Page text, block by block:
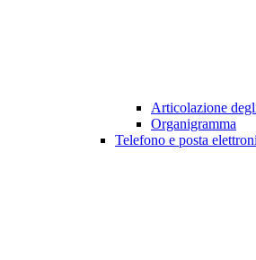
Articolazione
Organigramma
Telefono e posta